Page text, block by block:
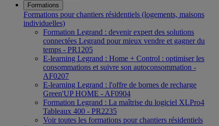
Formations
Formations pour chantiers résidentiels (logements, maisons
individuelles)
Formation Legrand : devenir expert des solutions
connectées Legrand pour mieux vendre et gagner du
temps - PR1205
E-learning Legrand : Home + Control : optimiser les
consommations et suivre son autoconsommation -
AF0207
E-learning Legrand : l'offre de bornes de recharge
Green'UP HOME - AF0904
Formation Legrand : La maîtrise du logiciel XLPro4
Tableaux 400 - PR2235
Voir toutes les formations pour chantiers résidentiels